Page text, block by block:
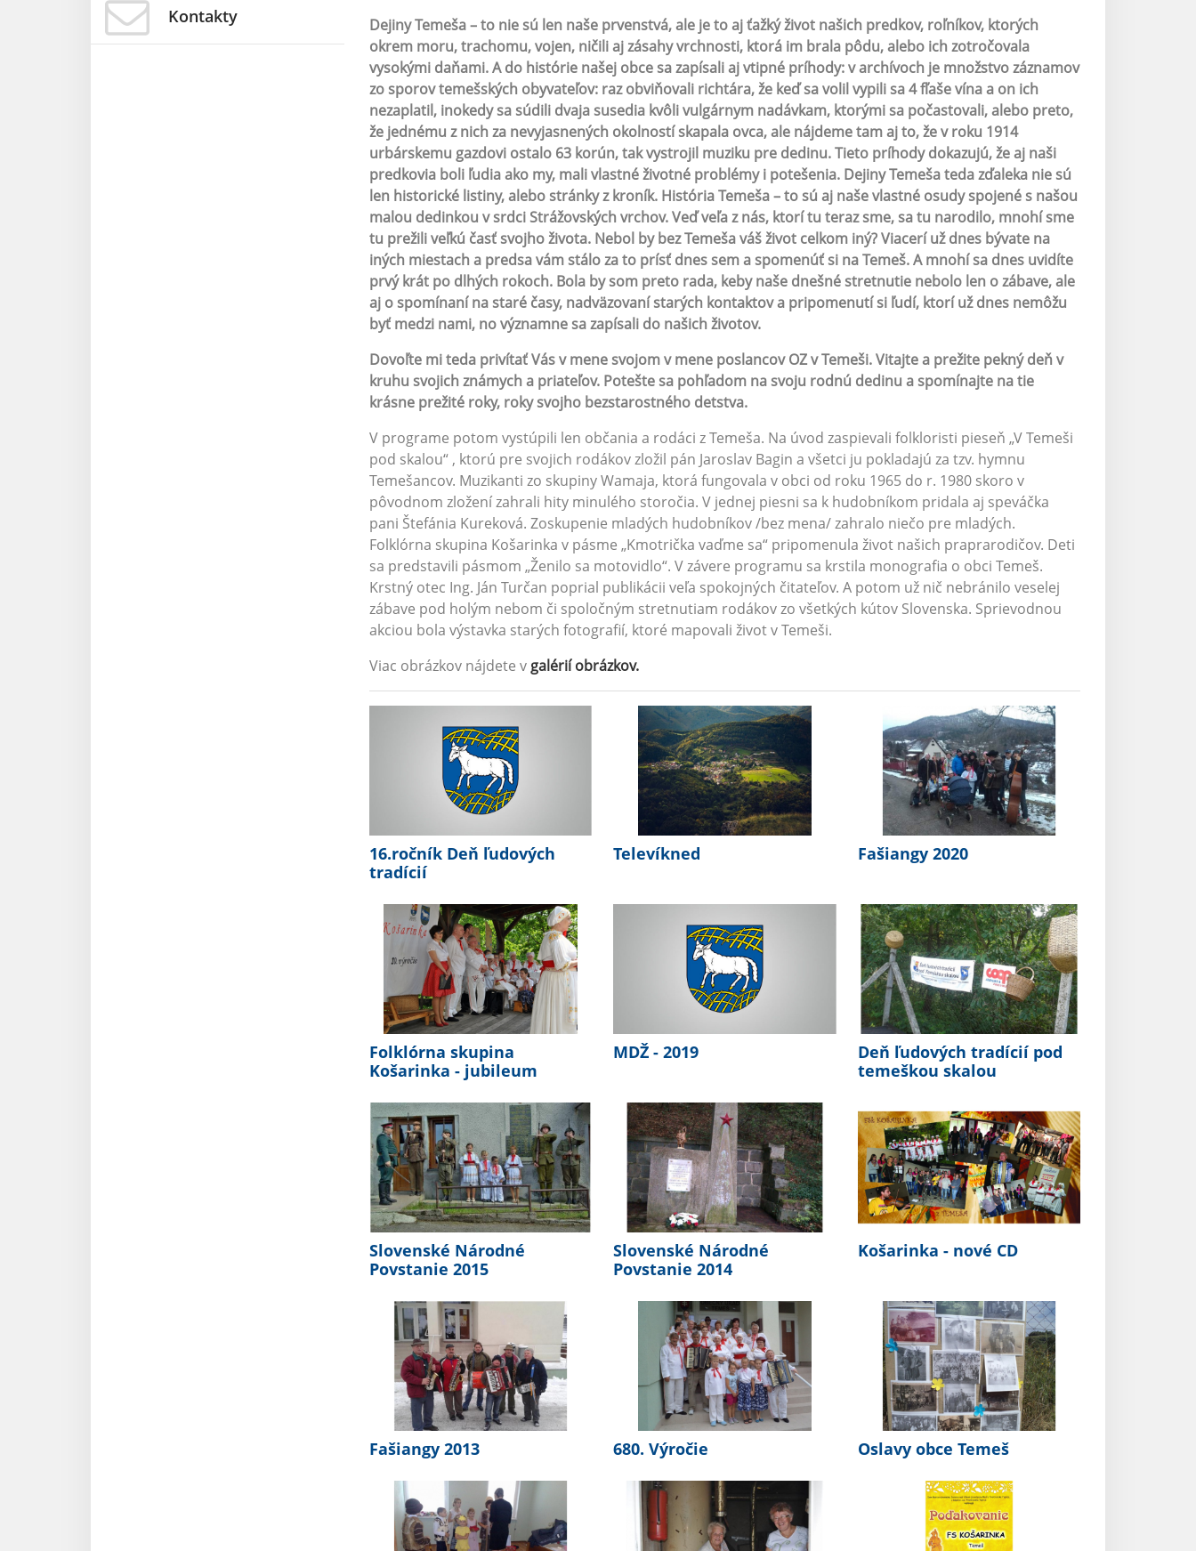
Kontakty
Dejiny Temeša – to nie sú len naše prvenstvá, ale je to aj ťažký život našich predkov, roľníkov, ktorých
okrem moru, trachomu, vojen, ničili aj zásahy vrchnosti, ktorá im brala pôdu, alebo ich zotročovala
vysokými daňami. A do histórie našej obce sa zapísali aj vtipné príhody: v archívoch je množstvo záznamov
zo sporov temešských obyvateľov: raz obviňovali richtára, že keď sa volil vypili sa 4 fľaše vína a on ich
nezaplatil, inokedy sa súdili dvaja susedia kvôli vulgárnym nadávkam, ktorými sa počastovali, alebo preto,
že jednému z nich za nevyjasnených okolností skapala ovca, ale nájdeme tam aj to, že v roku 1914
urbárskemu gazdovi ostalo 63 korún, tak vystrojil muziku pre dedinu. Tieto príhody dokazujú, že aj naši
predkovia boli ľudia ako my, mali vlastné životné problémy i potešenia. Dejiny Temeša teda zďaleka nie sú
len historické listiny, alebo stránky z kroník. História Temeša – to sú aj naše vlastné osudy spojené s našou
malou dedinkou v srdci Strážovských vrchov. Veď veľa z nás, ktorí tu teraz sme, sa tu narodilo, mnohí sme
tu prežili veľkú časť svojho života. Nebol by bez Temeša váš život celkom iný? Viacerí už dnes bývate na
iných miestach a predsa vám stálo za to prísť dnes sem a spomenúť si na Temeš. A mnohí sa dnes uvidíte
prvý krát po dlhých rokoch. Bola by som preto rada, keby naše dnešné stretnutie nebolo len o zábave, ale
aj o spomínaní na staré časy, nadväzovaní starých kontaktov a pripomenutí si ľudí, ktorí už dnes nemôžu
byť medzi nami, no významne sa zapísali do našich životov.
Dovoľte mi teda privítať Vás v mene svojom v mene poslancov OZ v Temeši. Vitajte a prežite pekný deň v
kruhu svojich známych a priateľov. Potešte sa pohľadom na svoju rodnú dedinu a spomínajte na tie
krásne prežité roky, roky svojho bezstarostného detstva.
V programe potom vystúpili len občania a rodáci z Temeša. Na úvod zaspievali folkloristi pieseň „V Temeši
pod skalou“ , ktorú pre svojich rodákov zložil pán Jaroslav Bagin a všetci ju pokladajú za tzv. hymnu
Temešancov. Muzikanti zo skupiny Wamaja, ktorá fungovala v obci od roku 1965 do r. 1980 skoro v
pôvodnom zložení zahrali hity minulého storočia. V jednej piesni sa k hudobníkom pridala aj speváčka
pani Štefánia Kureková. Zoskupenie mladých hudobníkov /bez mena/ zahralo niečo pre mladých.
Folklórna skupina Košarinka v pásme „Kmotrička vaďme sa“ pripomenula život našich praprarodičov. Deti
sa predstavili pásmom „Ženilo sa motovidlo“. V závere programu sa krstila monografia o obci Temeš.
Krstný otec Ing. Ján Turčan poprial publikácii veľa spokojných čitateľov. A potom už nič nebránilo veselej
zábave pod holým nebom či spoločným stretnutiam rodákov zo všetkých kútov Slovenska. Sprievodnou
akciou bola výstavka starých fotografií, ktoré mapovali život v Temeši.
Viac obrázkov nájdete v galérií obrázkov.
16.ročník Deň ľudových
tradícií
Televíkned Fašiangy 2020
Folklórna skupina
Košarinka - jubileum
MDŽ - 2019
Deň ľudových tradícií pod
temeškou skalou
Slovenské Národné
Povstanie 2015
Slovenské Národné
Povstanie 2014
Košarinka - nové CD
Fašiangy 2013 680. Výročie Oslavy obce Temeš